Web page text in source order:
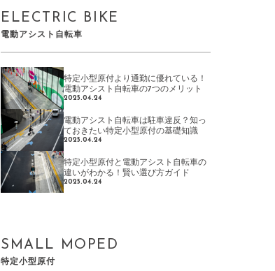
ELECTRIC BIKE
電動アシスト自転車
特定小型原付より通勤に優れている！
電動アシスト自転車の7つのメリット
2025.04.24
電動アシスト自転車は駐車違反？知っ
ておきたい特定小型原付の基礎知識
2025.04.24
特定小型原付と電動アシスト自転車の
違いがわかる！賢い選び方ガイド
2025.04.24
SMALL MOPED
特定小型原付